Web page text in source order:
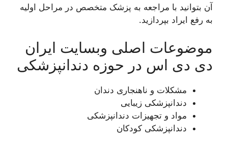
آن بتوانید با مراجعه به پزشک متخصص در مراحل اولیه
به رفع ایراد بپردازید.
موضوعات اصلی وبسایت ایران
دی دی اس در حوزه دندانپزشکی
مشکلات و ناهنجاری دندان
دندانپزشکی زیبایی
مواد و تجهیزات دندانپزشکی
دندانپزشکی کودکان